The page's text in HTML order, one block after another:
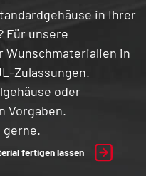
in Ihrer
Für unsere
Wunschmaterialien in
Zulassungen.
oder
Vorgaben.
fertigen lassen